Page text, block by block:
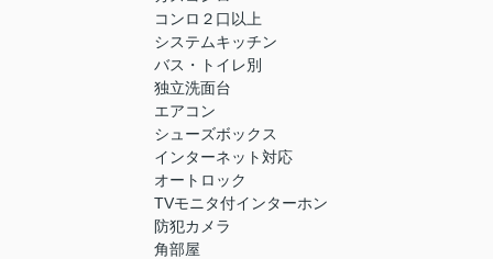
コンロ２口以上
システムキッチン
バス・トイレ別
独立洗面台
エアコン
シューズボックス
インターネット対応
オートロック
TVモニタ付インターホン
防犯カメラ
角部屋